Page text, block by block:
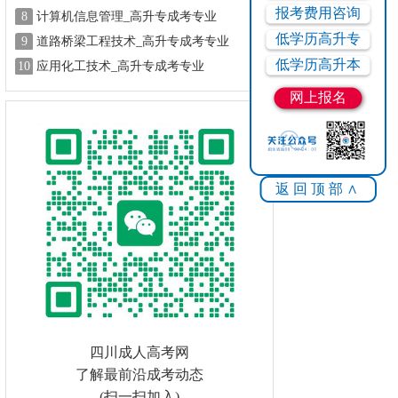
报考费用咨询
低学历高升专
低学历高升本
网上报名
返回顶部∧
8
计算机信息管理_高升专成考专业
9
道路桥梁工程技术_高升专成考专业
10 应用化工技术_高升专成考专业
四川成人高考网
了解最前沿成考动态